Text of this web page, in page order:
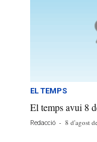
EL TEMPS
El temps avui 8
Redacció - 8 d'agost